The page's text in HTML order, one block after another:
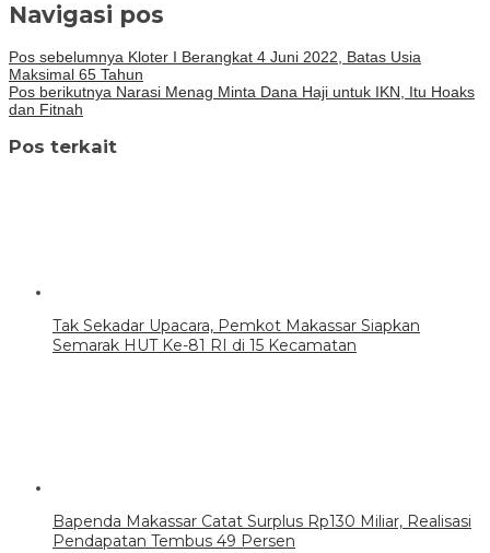
Navigasi pos
Pos sebelumnya Kloter I Berangkat 4 Juni 2022, Batas Usia
Maksimal 65 Tahun
Pos berikutnya Narasi Menag Minta Dana Haji untuk IKN, Itu Hoaks
dan Fitnah
Pos terkait
Tak Sekadar Upacara, Pemkot Makassar Siapkan
Semarak HUT Ke-81 RI di 15 Kecamatan
Bapenda Makassar Catat Surplus Rp130 Miliar, Realisasi
Pendapatan Tembus 49 Persen